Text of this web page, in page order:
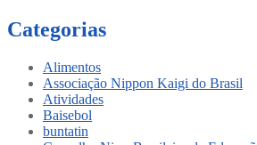
Categorias
Alimentos
Associação Nippon Kaigi do Brasil
Atividades
Baisebol
buntatin